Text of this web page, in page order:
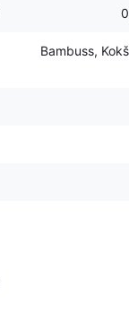
Bambuss,